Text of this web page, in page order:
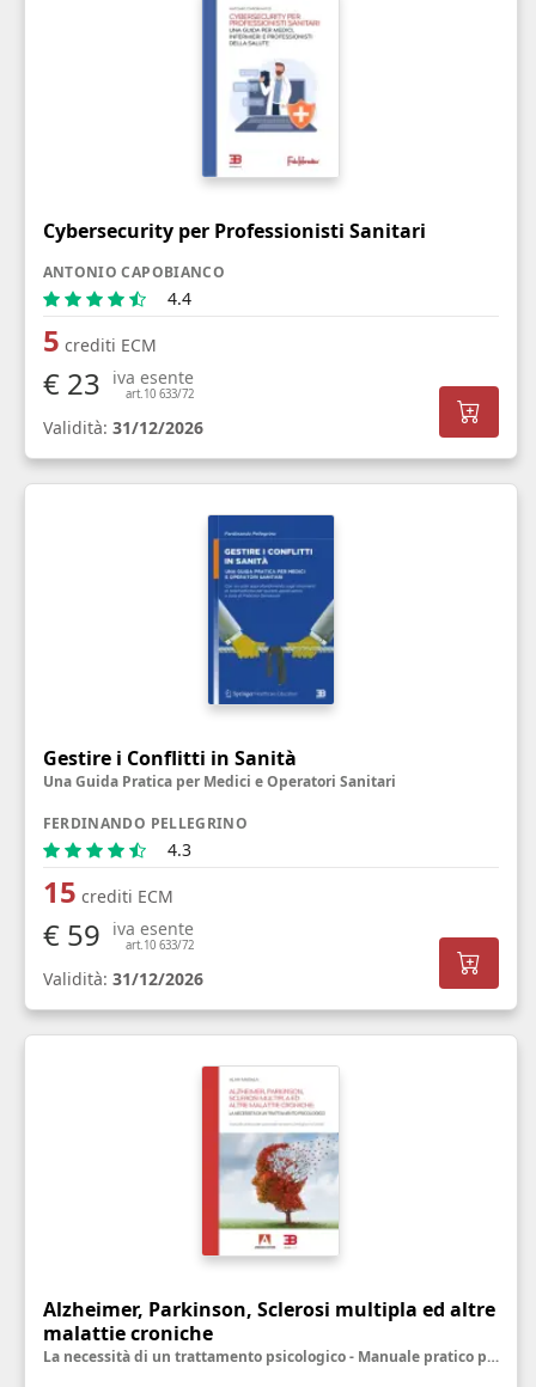
Cybersecurity per Professionisti Sanitari
ANTONIO CAPOBIANCO
4.4
5 crediti ECM
€ 23 iva esente
art.10 633/72
Validità: 31/12/2026
Gestire i Conflitti in Sanità
Una Guida Pratica per Medici e Operatori Sanitari
FERDINANDO PELLEGRINO
4.3
15 crediti ECM
€ 59 iva esente
art.10 633/72
Validità: 31/12/2026
Alzheimer, Parkinson, Sclerosi multipla ed altre
malattie croniche
La necessità di un trattamento psicologico - Manuale pratico per personale sanitario, famigliari ed utenti